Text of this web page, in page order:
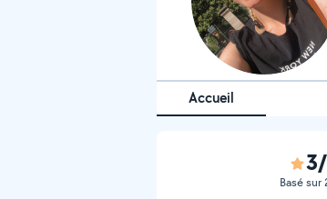
Accueil
Basé sur